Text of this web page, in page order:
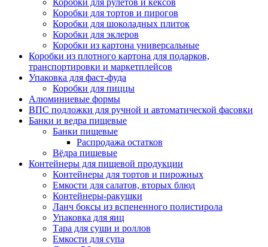
Коробки для рулетов и кексов
Коробки для тортов и пирогов
Коробки для шоколадных плиток
Коробки для эклеров
Коробки из картона универсальные
Коробки из плотного картона для подарков,
транспортировки и маркетплейсов
Упаковка для фаст-фуда
Коробки для пиццы
Алюминиевые формы
ВПС подложки для ручной и автоматической фасовки
Банки и ведра пищевые
Банки пищевые
Распродажа остатков
Вёдра пищевые
Контейнеры для пищевой продукции
Контейнеры для тортов и пирожных
Емкости для салатов, вторых блюд
Контейнеры-ракушки
Ланч боксы из вспененного полистирола
Упаковка для яиц
Тара для суши и роллов
Емкости для супа